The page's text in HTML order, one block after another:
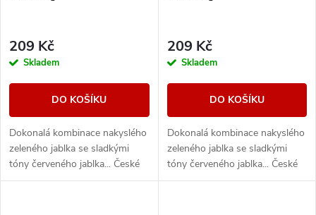
209 Kč
Skladem
DO KOŠÍKU
Dokonalá kombinace nakyslého
zeleného jablka se sladkými
tóny červeného jablka... České
liquidy WAY to Vape jsou díky
209 Kč
Skladem
DO KOŠÍKU
Dokonalá kombinace nakyslého
zeleného jablka se sladkými
tóny červeného jablka... České
liquidy WAY to Vape jsou díky